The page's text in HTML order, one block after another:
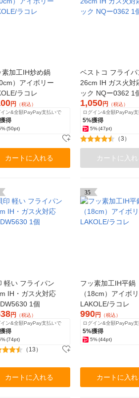
素加工IH炒め鍋
）アイボリー
ラコレ
円
（税込）
イン&全額PayPay支払いで
得
(50pt)
カートに入れる
ベストコ フライパ
26cm IH ガス火対
ック NQー0362 1
1,050円
（税込）
ログイン&全額PayPay
5%獲得
5% (47pt)
（3）
カートに入れ
軽い フライパン
IH・ガス火対応
1個
円
（税込）
イン&全額PayPay支払いで
得
(74pt)
（13）
カートに入れる
35
フッ素加工IH平鍋
（18cm）アイボ
LAKOLE/ラコレ
990円
（税込）
ログイン&全額PayPay
5%獲得
5% (44pt)
カートに入れ